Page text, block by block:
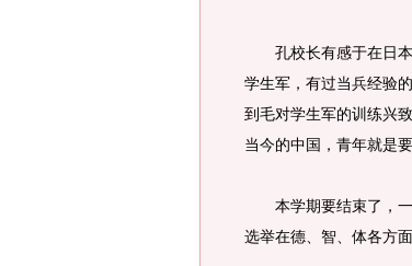
孔校长有感于在日本
学生军，有过当兵经验
到毛对学生军的训练兴
当今的中国，青年就是
本学期要结束了，一
选举在德、智、体各方